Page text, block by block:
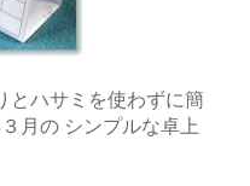
とハサミを使わずに簡
月の シンプルな卓上